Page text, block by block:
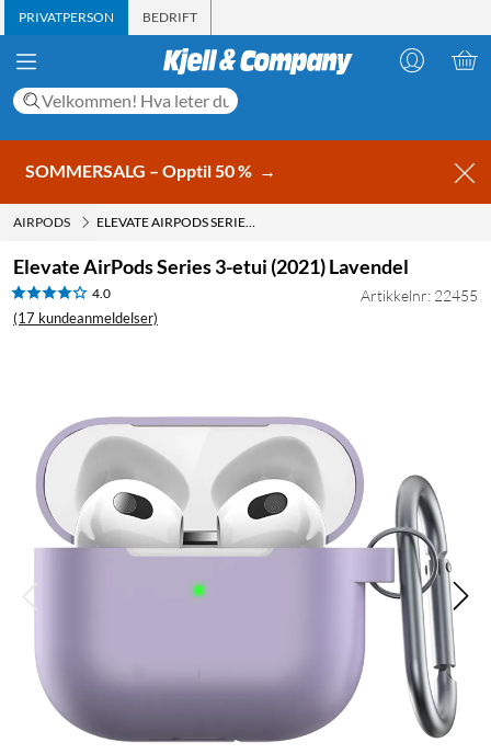
PRIVATPERSON BEDRIFT
SOMMERSALG – Opptil 50 % →
AIRPODS ELEVATE AIRPODS SERIES 3-ETUI (2021) LAVENDEL
Elevate AirPods Series 3-etui (2021) Lavendel
4.0
(17 kundeanmeldelser)
Artikkelnr: 22455